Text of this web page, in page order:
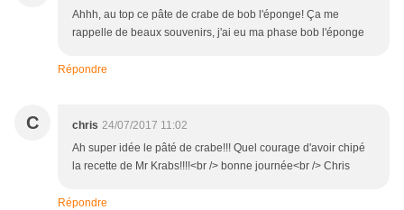
Ahhh, au top ce pâte de crabe de bob l'éponge! Ça me
rappelle de beaux souvenirs, j'ai eu ma phase bob l'éponge
Répondre
C chris 24/07/2017 11:02
Ah super idée le pâté de crabe!!! Quel courage d'avoir chipé
la recette de Mr Krabs!!!!<br /> bonne journée<br /> Chris
Répondre